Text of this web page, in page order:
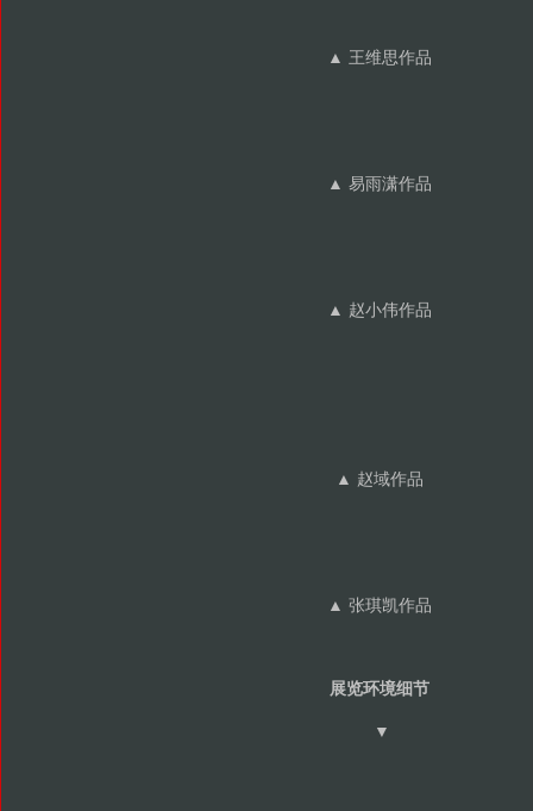
▲ 王维思作品
▲ 易雨潇作品
▲ 赵小伟作品
▲ 赵域作品
▲ 张琪凯作品
展览环境细节
▼